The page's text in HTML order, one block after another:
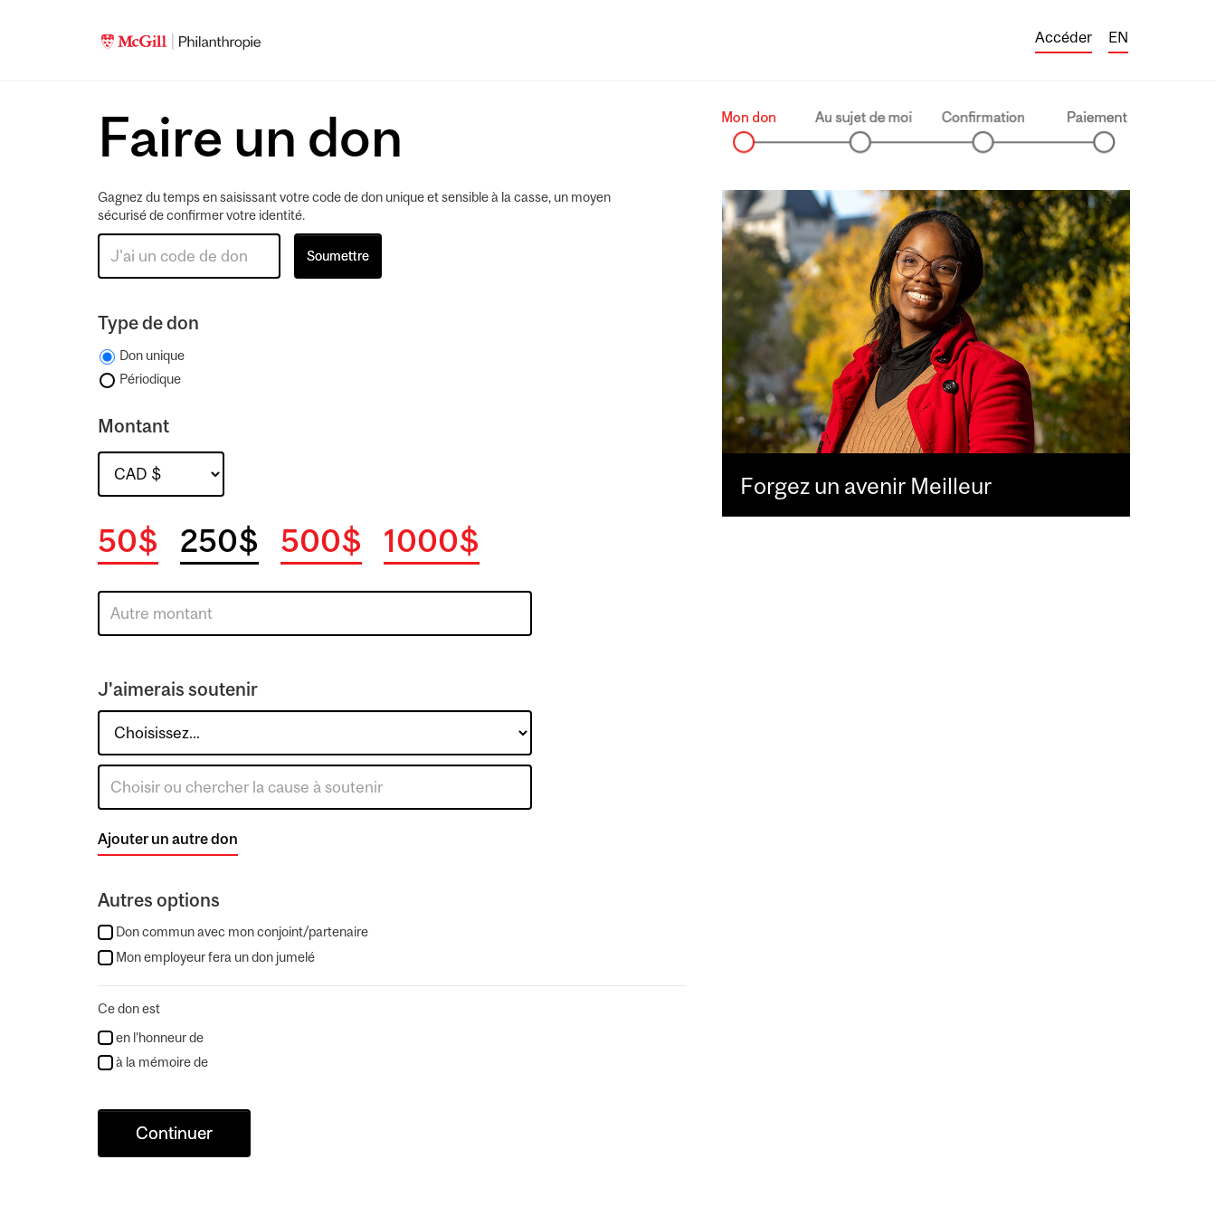
Accéder EN
Forgez un avenir Meilleur
Faire un don
Gagnez du temps en saisissant votre code de don unique et sensible à la casse, un moyen
sécurisé de confirmer votre identité.
Type de don
Don unique
Périodique
Montant
50$ 250$ 500$ 1000$
J'aimerais soutenir
Ajouter un autre don
Autres options
Don commun avec mon conjoint/partenaire
Mon employeur fera un don jumelé
Ce don est
en l’honneur de
à la mémoire de
Continuer